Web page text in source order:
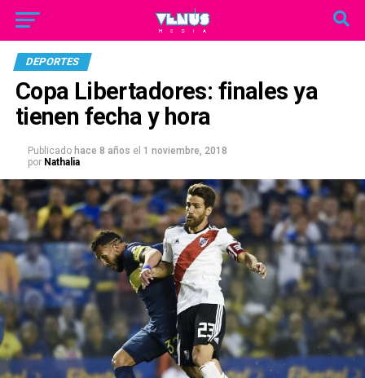
DEPORTES
Copa Libertadores: finales ya
tienen fecha y hora
Publicado hace 8 años el 1 noviembre, 2018
por Nathalia